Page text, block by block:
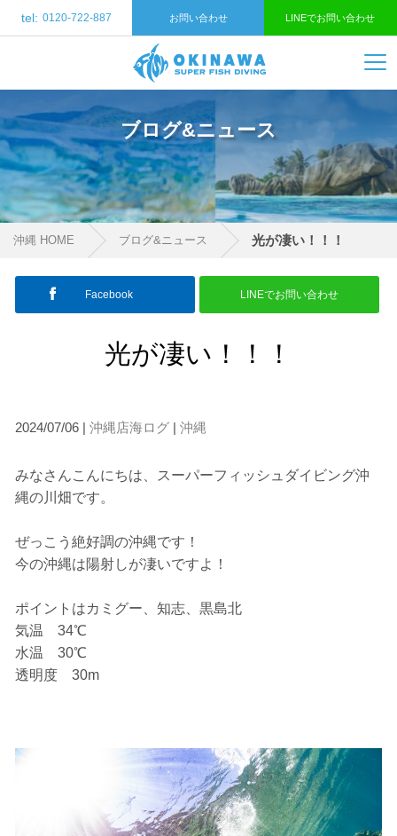
tel: 0120-722-887 お問い合わせ LINEでお問い合わせ
ブログ&ニュース
沖縄 HOME ブログ&ニュース 光が凄い！！！
光が凄い！！！
2024/07/06 | 沖縄店海ログ| 沖縄
みなさんこんにちは、スーパーフィッシュダイビング沖
縄の川畑です。
ぜっこう絶好調の沖縄です！
今の沖縄は陽射しが凄いですよ！
ポイントはカミグー、知志、黒島北
気温 34℃
水温 30℃
透明度 30m
Facebook LINEでお問い合わせ
当ツアーの手順と注意点
1.スイム開始の判断
クジラを発見した場合は、その時のクジラの様子や海況